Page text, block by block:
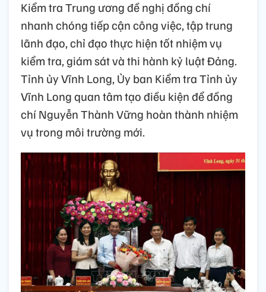
Kiểm tra Trung ương đề nghị đồng chí
nhanh chóng tiếp cận công việc, tập trung
lãnh đạo, chỉ đạo thực hiện tốt nhiệm vụ
kiểm tra, giám sát và thi hành kỷ luật Đảng.
Tỉnh ủy Vĩnh Long, Ủy ban Kiểm tra Tỉnh ủy
Vĩnh Long quan tâm tạo điều kiện để đồng
chí Nguyễn Thành Vững hoàn thành nhiệm
vụ trong môi trường mới.